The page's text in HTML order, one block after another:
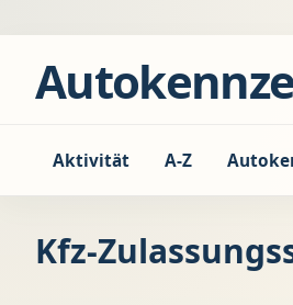
Aktivität A-Z
Kfz-